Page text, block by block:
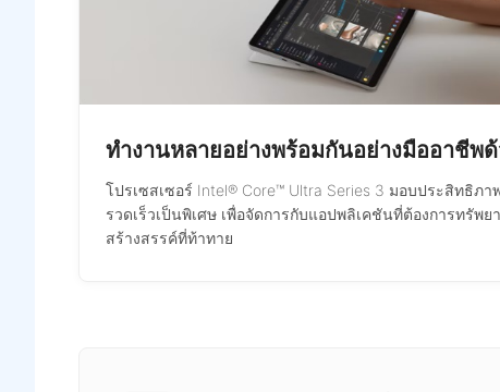
ทำงานหลายอย่างพร้อมกันอย่างมืออาชีพ
โปรเซสเซอร์ Intel® Core™ Ultra Series 3 มอบประสิทธิภ
รวดเร็วเป็นพิเศษ เพื่อจัดการกับแอปพลิเคชันที่ต้องการทรัพย
สร้างสรรค์ที่ท้าทาย